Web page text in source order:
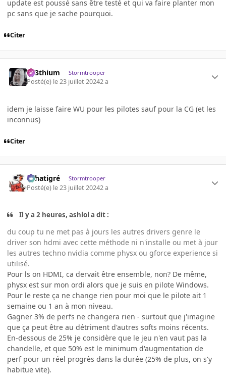
update est poussé sans être testé et qui va faire planter mon
pc sans que je sache pourquoi.
Citer
L33thium Stormtrooper
Posté(e) le 23 juillet 20242 a
idem je laisse faire WU pour les pilotes sauf pour la CG (et les
inconnus)
Citer
r.chatigré Stormtrooper
Posté(e) le 23 juillet 20242 a
Il y a 2 heures, ashlol a dit :
du coup tu ne met pas à jours les autres drivers genre le
driver son hdmi avec cette méthode ni n'installe ou met à jour
les autres techno nvidia comme physx ou gforce experience si
utilisé.
Pour ls on HDMI, ca dervait être ensemble, non? De même,
physx est sur mon ordi alors que je suis en pilote Windows.
Pour le reste ça ne change rien pour moi que le pilote ait 1
semaine ou 1 an à mon niveau.
Gagner 3% de perfs ne changera rien - surtout que j'imagine
que ça peut être au détriment d'autres softs moins récents.
En-dessous de 25% je considère que le jeu n'en vaut pas la
chandelle, et que 50% est le minimum d'augmentation de
perf pour un réel progrès dans la durée (25% de plus, on s'y
habitue vite).